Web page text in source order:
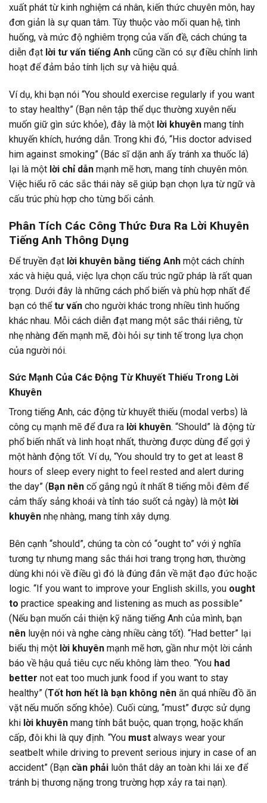
xuất phát từ kinh nghiệm cá nhân, kiến thức chuyên môn, hay
đơn giản là sự quan tâm. Tùy thuộc vào mối quan hệ, tình
huống, và mức độ nghiêm trọng của vấn đề, cách chúng ta
diễn đạt lời tư vấn tiếng Anh cũng cần có sự điều chỉnh linh
hoạt để đảm bảo tính lịch sự và hiệu quả.
Ví dụ, khi bạn nói “You should exercise regularly if you want
to stay healthy” (Bạn nên tập thể dục thường xuyên nếu
muốn giữ gìn sức khỏe), đây là một lời khuyên mang tính
khuyến khích, hướng dẫn. Trong khi đó, “His doctor advised
him against smoking” (Bác sĩ dặn anh ấy tránh xa thuốc lá)
lại là một lời chỉ dẫn mạnh mẽ hơn, mang tính chuyên môn.
Việc hiểu rõ các sắc thái này sẽ giúp bạn chọn lựa từ ngữ và
cấu trúc phù hợp cho từng bối cảnh.
Phân Tích Các Công Thức Đưa Ra Lời Khuyên
Tiếng Anh Thông Dụng
Để truyền đạt lời khuyên bằng tiếng Anh một cách chính
xác và hiệu quả, việc lựa chọn cấu trúc ngữ pháp là rất quan
trọng. Dưới đây là những cách phổ biến và phù hợp nhất để
bạn có thểtư vấn cho người khác trong nhiều tình huống
khác nhau. Mỗi cách diễn đạt mang một sắc thái riêng, từ
nhẹ nhàng đến mạnh mẽ, đòi hỏi sự tinh tế trong lựa chọn
của người nói.
Sức Mạnh Của Các Động Từ Khuyết Thiếu Trong Lời
Khuyên
Trong tiếng Anh, các động từ khuyết thiếu (modal verbs) là
công cụ mạnh mẽ để đưa ra lời khuyên. “Should” là động từ
phổ biến nhất và linh hoạt nhất, thường được dùng để gợi ý
một hành động tốt. Ví dụ, “You should try to get at least 8
hours of sleep every night to feel rested and alert during
the day” ( Bạn nên cố gắng ngủ ít nhất 8 tiếng mỗi đêm để
cảm thấy sảng khoái và tỉnh táo suốt cả ngày) là một lời
khuyên nhẹ nhàng, mang tính xây dựng.
Bên cạnh “should”, chúng ta còn có “ought to” với ý nghĩa
tương tự nhưng mang sắc thái hơi trang trọng hơn, thường
dùng khi nói về điều gì đó là đúng đắn về mặt đạo đức hoặc
logic. “If you want to improve your English skills, you ought
to practice speaking and listening as much as possible”
(Nếu bạn muốn cải thiện kỹ năng tiếng Anh của mình, bạn
nên luyện nói và nghe càng nhiều càng tốt). “Had better” lại
biểu thị một lời khuyên mạnh mẽ hơn, gần như một lời cảnh
báo về hậu quả tiêu cực nếu không làm theo. “You had
better not eat too much junk food if you want to stay
healthy” (Tốt hơn hết là bạn không nên ăn quá nhiều đồ ăn
vặt nếu muốn sống khỏe). Cuối cùng, “must” được sử dụng
khi lời khuyên mang tính bắt buộc, quan trọng, hoặc khẩn
cấp, đôi khi là quy định. “You must always wear your
seatbelt while driving to prevent serious injury in case of an
accident” (Bạn cần phải luôn thắt dây an toàn khi lái xe để
tránh bị thương nặng trong trường hợp xảy ra tai nạn).